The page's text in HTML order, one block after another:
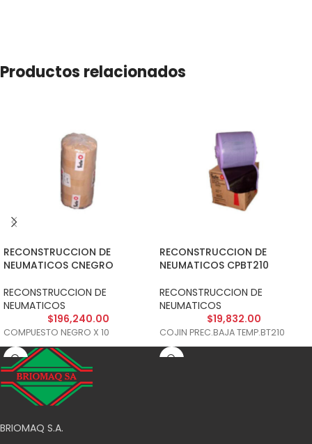
Productos relacionados
RECONSTRUCCION DE
NEUMATICOS CNEGRO
RECONSTRUCCION DE
NEUMATICOS
$196,240.00
COMPUESTO NEGRO X 10
RECONSTRUCCION DE
NEUMATICOS CPBT210
RECONSTRUCCION DE
NEUMATICOS
$19,832.00
COJIN PREC.BAJA TEMP.BT210
BRIOMAQ S.A.